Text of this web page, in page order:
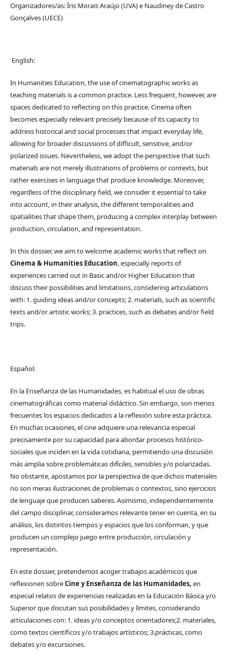
Organizadores/as: Íris Morais Araújo (UVA) e Naudiney de Castro
Gonçalves (UECE)
English:
In Humanities Education, the use of cinematographic works as
teaching materials is a common practice. Less frequent, however, are
spaces dedicated to reflecting on this practice. Cinema often
becomes especially relevant precisely because of its capacity to
address historical and social processes that impact everyday life,
allowing for broader discussions of difficult, sensitive, and/or
polarized issues. Nevertheless, we adopt the perspective that such
materials are not merely illustrations of problems or contexts, but
rather exercises in language that produce knowledge. Moreover,
regardless of the disciplinary field, we consider it essential to take
into account, in their analysis, the different temporalities and
spatialities that shape them, producing a complex interplay between
production, circulation, and representation.
In this dossier, we aim to welcome academic works that reflect on
Cinema & Humanities Education, especially reports of
experiences carried out in Basic and/or Higher Education that
discuss their possibilities and limitations, considering articulations
with: 1. guiding ideas and/or concepts; 2. materials, such as scientific
texts and/or artistic works; 3. practices, such as debates and/or field
trips.
Español:
En la Enseñanza de las Humanidades, es habitual el uso de obras
cinematográficas como material didáctico. Sin embargo, son menos
frecuentes los espacios dedicados a la reflexión sobre esta práctica.
En muchas ocasiones, el cine adquiere una relevancia especial
precisamente por su capacidad para abordar procesos histórico-
sociales que inciden en la vida cotidiana, permitiendo una discusión
más amplia sobre problemáticas difíciles, sensibles y/o polarizadas.
No obstante, apostamos por la perspectiva de que dichos materiales
no son meras ilustraciones de problemas o contextos, sino ejercicios
de lenguaje que producen saberes. Asimismo, independientemente
del campo disciplinar, consideramos relevante tener en cuenta, en su
análisis, los distintos tiempos y espacios que los conforman, y que
producen un complejo juego entre producción, circulación y
representación.
En este dossier, pretendemos acoger trabajos académicos que
reflexionen sobreCine y Enseñanza de las Humanidades, en
especial relatos de experiencias realizadas en la Educación Básica y/o
Superior que discutan sus posibilidades y límites, considerando
articulaciones con: 1. ideas y/o conceptos orientadores;2. materiales,
como textos científicos y/o trabajos artísticos; 3.prácticas, como
debates y/o excursiones.